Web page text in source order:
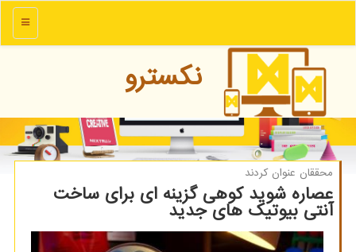
منو
نكسترو
محققان عنوان كردند
عصاره شوید كوهی گزینه ای برای ساخت
آنتی بیوتیك های جدید